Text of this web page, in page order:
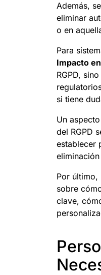
Además,
eliminar
o en
Para
Impacto
RGPD,
si tiene
Un
del RGPD
establecer
Por último,
sobre
clave,